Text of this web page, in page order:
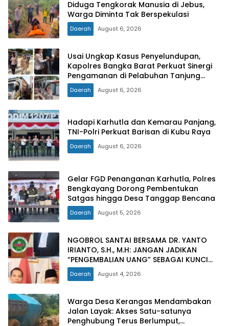
Diduga Tengkorak Manusia di Jebus,
Warga Diminta Tak Berspekulasi
Daerah August 6, 2026
Usai Ungkap Kasus Penyelundupan,
Kapolres Bangka Barat Perkuat Sinergi
Pengamanan di Pelabuhan Tanjung
Kalian
Daerah August 6, 2026
Hadapi Karhutla dan Kemarau Panjang,
TNI-Polri Perkuat Barisan di Kubu Raya
Daerah August 6, 2026
Gelar FGD Penanganan Karhutla, Polres
Bengkayang Dorong Pembentukan
Satgas hingga Desa Tanggap Bencana
Daerah August 5, 2026
NGOBROL SANTAI BERSAMA DR. YANTO
IRIANTO, S.H., M.H: JANGAN JADIKAN
“PENGEMBALIAN UANG” SEBAGAI KUNCI
PINTU KELUAR DARI JERATAN HUKUM
PIDANA KORUPSI
Daerah August 4, 2026
Warga Desa Kerangas Mendambakan
Jalan Layak: Akses Satu-satunya
Penghubung Terus Berlumput,